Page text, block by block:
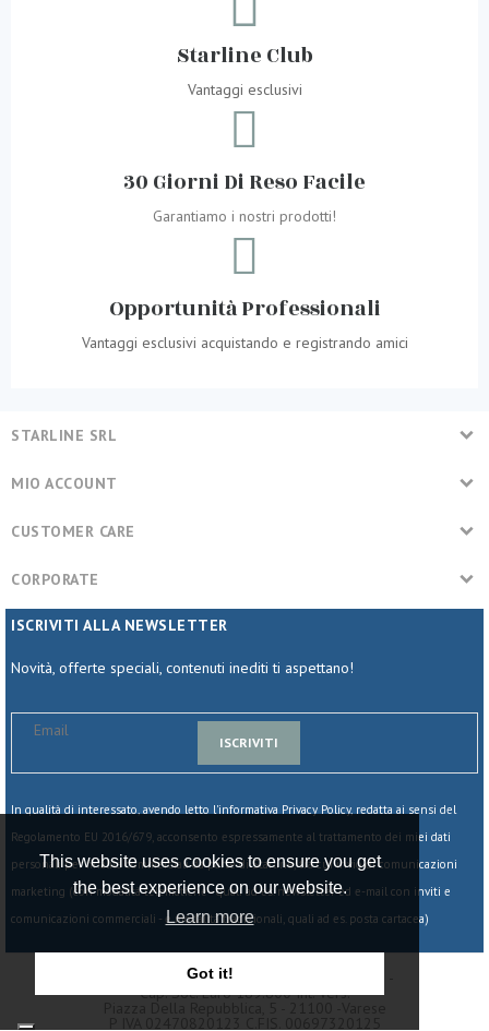
This website uses cookies to ensure you get
the best experience on our website.
Learn more
Got it!
Starline Club
Vantaggi esclusivi
30 Giorni Di Reso Facile
Garantiamo i nostri prodotti!
Opportunità Professionali
Vantaggi esclusivi acquistando e registrando amici
STARLINE SRL
MIO ACCOUNT
CUSTOMER CARE
CORPORATE
ISCRIVITI ALLA NEWSLETTER
Novità, offerte speciali, contenuti inediti ti aspettano!
ISCRIVITI
In qualità di interessato, avendo letto l'informativa Privacy Policy, redatta ai sensi del
Regolamento EU 2016/679, acconsento espressamente al trattamento dei miei dati
personali per finalità commerciali da parte di Starline, tra cui invio di comunicazioni
marketing (con modalità telematiche - quali ad es. newsletter ed e-mail con inviti e
comunicazioni commerciali - e modalità tradizionali, quali ad es. posta cartacea)
© 2025 - Starline Srl - Società Unipersonale -
Cap. Soc. Euro 189.800 Int. Vers.